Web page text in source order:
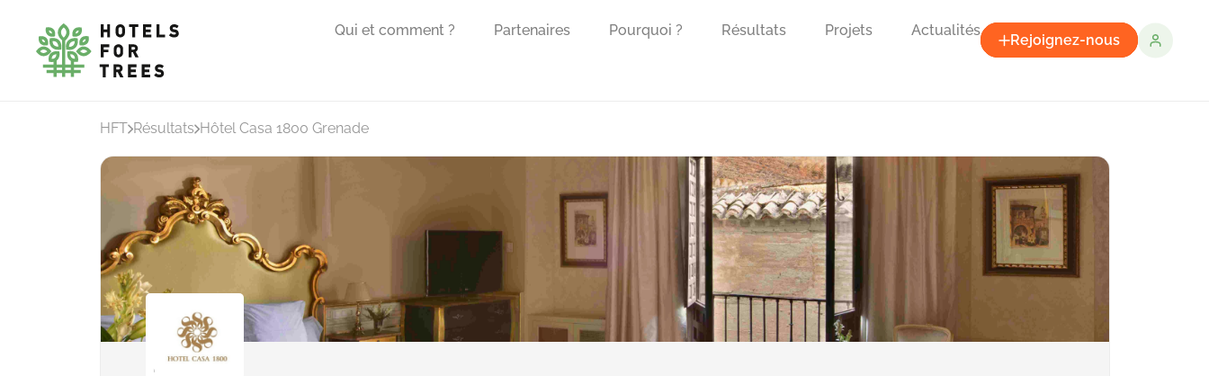
Qui et comment ? Partenaires Pourquoi ? Résultats Projets Actualités
Rejoignez-nous
HFT Résultats Hôtel Casa 1800 Grenade